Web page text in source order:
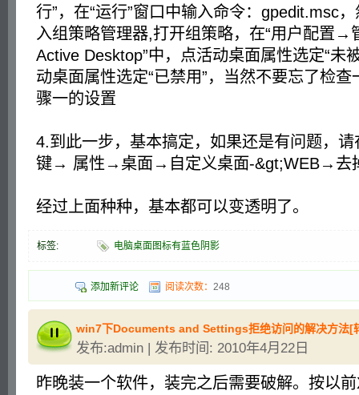
行”，在“运行”窗口中输入命令：gpedit.msc
入组策略管理器,打开组策略，在“用户配置
Active Desktop”中，点活动桌面属性选定“未
动桌面属性选定“已禁用”，当然不要忘了检
骤一的设置
4.到此一步，基本搞定，如果还是有问题，
键→ 属性→桌面→自定义桌面-&gt;WEB→去
经过上面种种，基本都可以变透明了。
标签: 电脑桌面图标有蓝色阴影
添加新评论 阅读次数： 248
win7下Documents and Settings拒绝访问的解决方法[
发布:admin | 发布时间: 2010年4月22日
昨晚装一个软件，装完之后需要破解。按以